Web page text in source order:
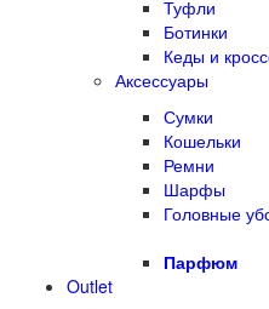
Туфли
Ботинки
Кеды и
Аксессуары
Сумки
Кошельки
Ремни
Шарфы
Головные
Парфюм
Outlet